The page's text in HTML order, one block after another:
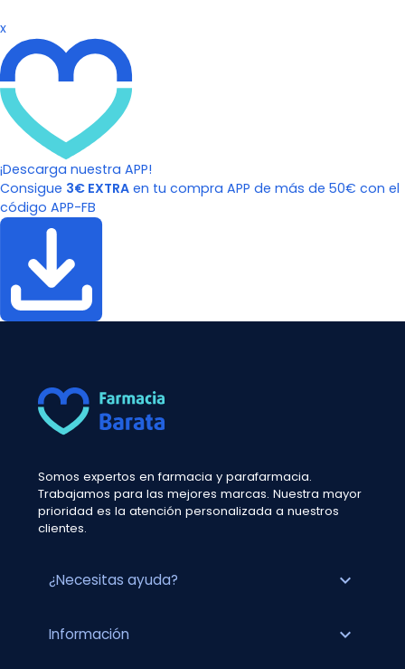
x
¡Descarga nuestra APP!
Consigue 3€ EXTRA en tu compra APP de más de 50€ con el
código APP-FB
Somos expertos en farmacia y parafarmacia.
Trabajamos para las mejores marcas. Nuestra mayor
prioridad es la atención personalizada a nuestros
clientes.
¿Necesitas ayuda? expand_more
Información expand_more